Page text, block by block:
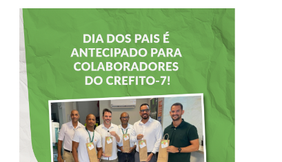
DIA DOS PAIS É
ANTECIPADO
PARA
COLABORADORES
DO CREFITO-7